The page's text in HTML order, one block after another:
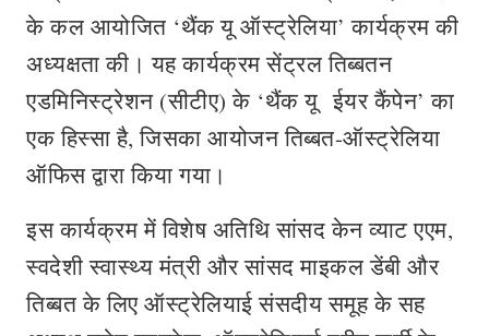
के कल आयोजित ‘थैंक यू ऑस्ट्रेलिया’ कार्यक्रम की
अध्यक्षता की। यह कार्यक्रम सेंट्रल तिब्बतन
एडमिनिस्ट्रेशन (सीटीए) के ‘थैंक यू ईयर कैंपेन’ का
एक हिस्सा है, जिसका आयोजन तिब्बत-ऑस्ट्रेलिया
ऑफिस द्वारा किया गया।
इस कार्यक्रम में विशेष अतिथि सांसद केन व्याट एएम,
स्वदेशी स्वास्थ्य मंत्री और सांसद माइकल डेंबी और
तिब्बत के लिए ऑस्ट्रेलियाई संसदीय समूह के सह